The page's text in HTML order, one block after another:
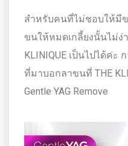
สำหรับคนที่ไม่ชอบให้มี
ขนให้หมดเกลี้ยงนั้นไม่ง่
KLINIQUE เป็นไปได้ค่
ที่มาบอกลาขนที่ THE
Gentle YAG Remove